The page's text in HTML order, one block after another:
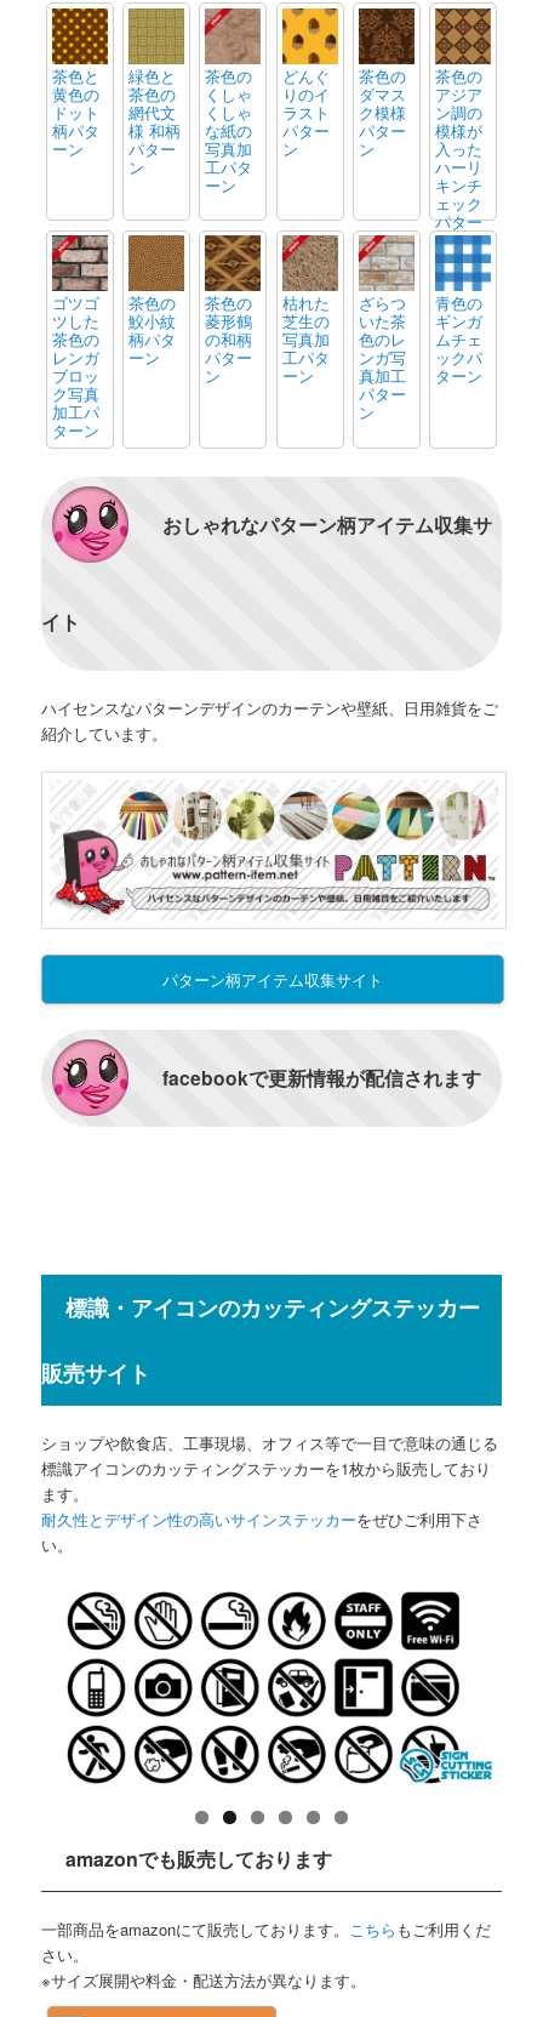
茶色と
黄色の
ドット
柄パタ
ーン
緑色と
茶色の
網代文
様 和柄
パター
ン
茶色の
くしゃ
くしゃ
な紙の
写真加
工パタ
ーン
どんぐ
りのイ
ラスト
パター
ン
茶色の
ダマス
ク模様
パター
ン
茶色の
アジア
ン調の
模様が
入った
ハーリ
キンチ
ェック
パター
ン
ゴツゴ
ツした
茶色の
レンガ
ブロッ
ク写真
加工パ
ターン
茶色の
鮫小紋
柄パタ
ーン
茶色の
菱形鶴
の和柄
パター
ン
枯れた
芝生の
写真加
工パタ
ーン
ざらつ
いた茶
色のレ
ンガ写
真加工
パター
ン
青色の
ギンガ
ムチェ
ックパ
ターン
おしゃれなパターン柄アイテム収集サ
イト
ハイセンスなパターンデザインのカーテンや壁紙、日用雑貨をご
紹介しています。
パターン柄アイテム収集サイト
facebookで更新情報が配信されます
標識・アイコンのカッティングステッカー
販売サイト
ショップや飲食店、工事現場、オフィス等で一目で意味の通じる
標識アイコンのカッティングステッカーを1枚から販売しており
ます。
耐久性とデザイン性の高いサインステッカーをぜひご利用下さ
い。
amazonでも販売しております
一部商品をamazonにて販売しております。 こちら もご利用くだ
さい。
※サイズ展開や料金・配送方法が異なります。